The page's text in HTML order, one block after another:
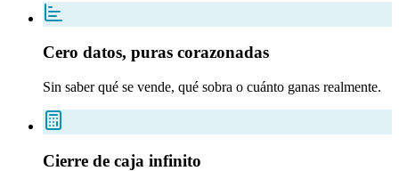
Cero datos, puras corazonadas
Sin saber qué se vende, qué sobra o cuánto ganas realmente.
Cierre de caja infinito